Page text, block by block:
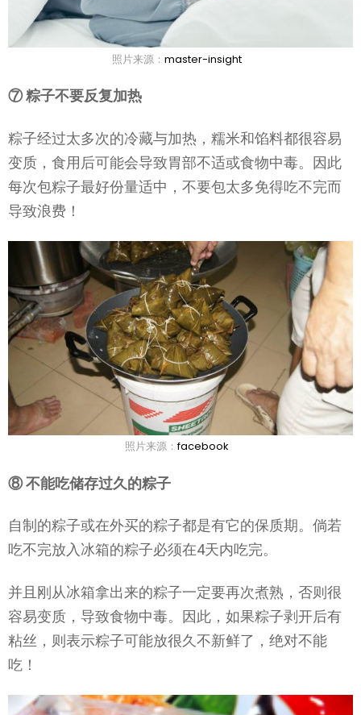
照片来源： master-insight
⑦ 粽子不要反复加热
粽子经过太多次的冷藏与加热，糯米和馅料都很容易
变质，食用后可能会导致胃部不适或食物中毒。因此
每次包粽子最好份量适中，不要包太多免得吃不完而
导致浪费！
照片来源：facebook
⑧ 不能吃储存过久的粽子
自制的粽子或在外买的粽子都是有它的保质期。倘若
吃不完放入冰箱的粽子必须在4天内吃完。
并且刚从冰箱拿出来的粽子一定要再次煮熟，否则很
容易变质，导致食物中毒。因此，如果粽子剥开后有
粘丝，则表示粽子可能放很久不新鲜了，绝对不能
吃！